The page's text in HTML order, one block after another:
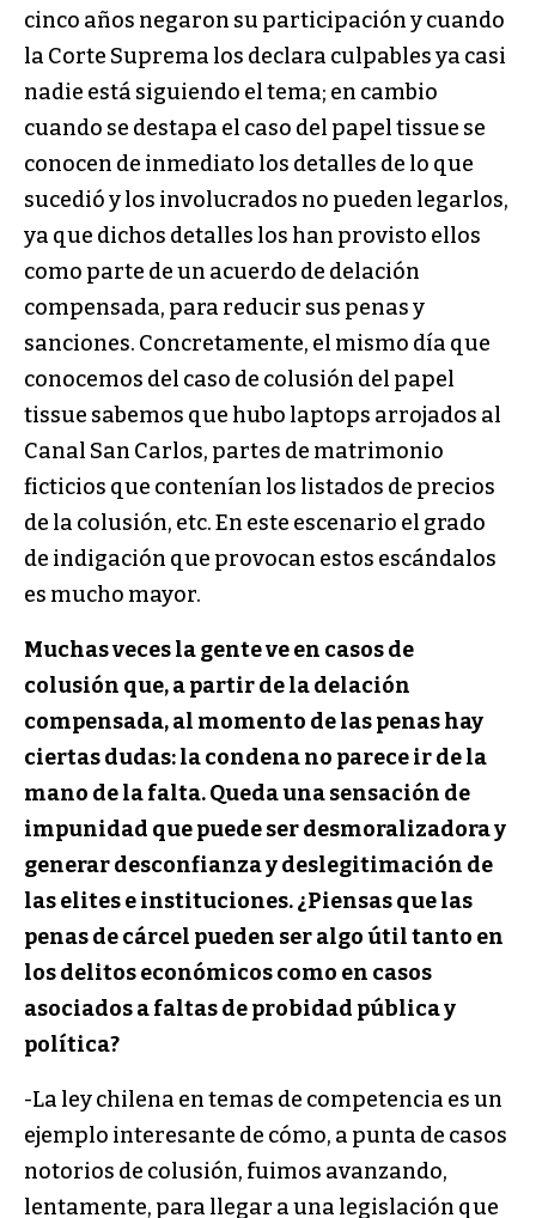
cinco años negaron su participación y cuando
la Corte Suprema los declara culpables ya casi
nadie está siguiendo el tema; en cambio
cuando se destapa el caso del papel tissue se
conocen de inmediato los detalles de lo que
sucedió y los involucrados no pueden legarlos,
ya que dichos detalles los han provisto ellos
como parte de un acuerdo de delación
compensada, para reducir sus penas y
sanciones. Concretamente, el mismo día que
conocemos del caso de colusión del papel
tissue sabemos que hubo laptops arrojados al
Canal San Carlos, partes de matrimonio
ficticios que contenían los listados de precios
de la colusión, etc. En este escenario el grado
de indigación que provocan estos escándalos
es mucho mayor.
Muchas veces la gente ve en casos de
colusión que, a partir de la delación
compensada, al momento de las penas hay
ciertas dudas: la condena no parece ir de la
mano de la falta. Queda una sensación de
impunidad que puede ser desmoralizadora y
generar desconfianza y deslegitimación de
las elites e instituciones. ¿Piensas que las
penas de cárcel pueden ser algo útil tanto en
los delitos económicos como en casos
asociados a faltas de probidad pública y
política?
-La ley chilena en temas de competencia es un
ejemplo interesante de cómo, a punta de casos
notorios de colusión, fuimos avanzando,
lentamente, para llegar a una legislación que